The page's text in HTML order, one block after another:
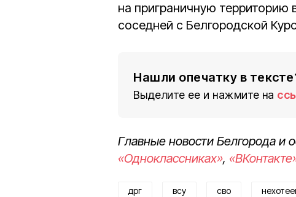
на приграничную территорию
соседней с Белгородской
Нашли опечатку в
Выделите ее и нажмите на
Главные новости Белгорода и
«Одноклассниках»,
дрг всу сво